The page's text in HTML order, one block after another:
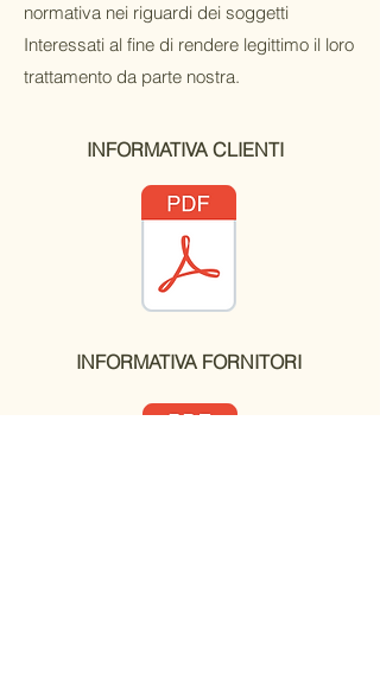
normativa nei riguardi dei soggetti
Interessati al fine di rendere legittimo il loro
trattamento da parte nostra.
INFORMATIVA CLIENTI
INFORMATIVA FORNITORI